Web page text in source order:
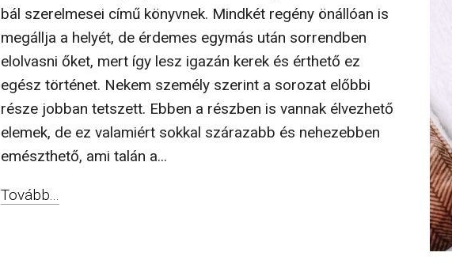
bál szerelmesei című könyvnek. Mindkét regény önállóan is
megállja a helyét, de érdemes egymás után sorrendben
elolvasni őket, mert így lesz igazán kerek és érthető ez
egész történet. Nekem személy szerint a sorozat előbbi
része jobban tetszett. Ebben a részben is vannak élvezhető
elemek, de ez valamiért sokkal szárazabb és nehezebben
emészthető, ami talán a...
Tovább...